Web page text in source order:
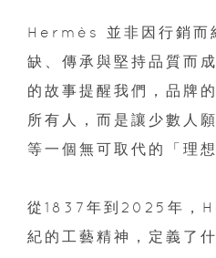
Hermès 並非因行銷而
缺、傳承與堅持品質而
的故事提醒我們，品牌
所有人，而是讓少數人
等一個無可取代的「理想
從1837年到2025年，
紀的工藝精神，定義了